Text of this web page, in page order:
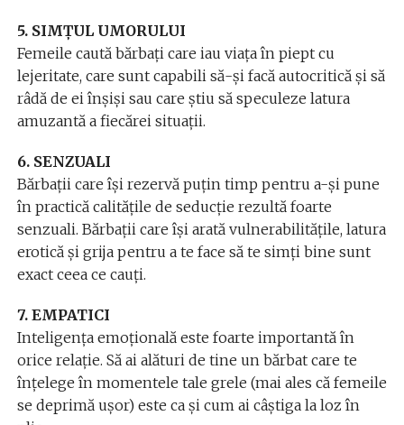
5. SIMȚUL UMORULUI
Femeile caută bărbați care iau viața în piept cu
lejeritate, care sunt capabili să-și facă autocritică și să
râdă de ei înșiși sau care știu să speculeze latura
amuzantă a fiecărei situații.
6. SENZUALI
Bărbații care își rezervă puțin timp pentru a-și pune
în practică calitățile de seducție rezultă foarte
senzuali. Bărbații care își arată vulnerabilitățile, latura
erotică și grija pentru a te face să te simți bine sunt
exact ceea ce cauți.
7. EMPATICI
Inteligența emoțională este foarte importantă în
orice relație. Să ai alături de tine un bărbat care te
înțelege în momentele tale grele (mai ales că femeile
se deprimă ușor) este ca și cum ai câștiga la loz în